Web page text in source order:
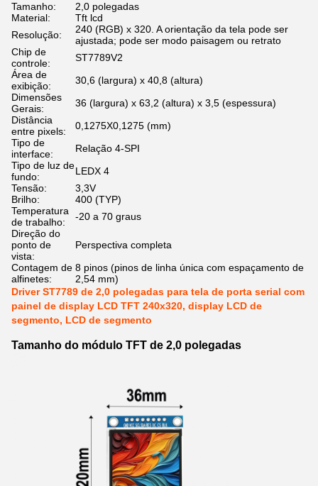
Tamanho:
2,0 polegadas
Material:
Tft lcd
Resolução:
240 (RGB) x 320. A orientação da tela pode ser
ajustada; pode ser modo paisagem ou retrato
Chip de
controle:
ST7789V2
Área de
exibição:
30,6 (largura) x 40,8 (altura)
Dimensões
Gerais:
36 (largura) x 63,2 (altura) x 3,5 (espessura)
Distância
entre pixels:
0,1275X0,1275 (mm)
Tipo de
interface:
Relação 4-SPI
Tipo de luz de
fundo:
LEDX 4
Tensão:
3,3V
Brilho:
400 (TYP)
Temperatura
de trabalho:
-20 a 70 graus
Direção do
ponto de
vista:
Perspectiva completa
Contagem de
alfinetes:
8 pinos (pinos de linha única com espaçamento de
2,54 mm)
Driver ST7789 de 2,0 polegadas para tela de porta serial com
painel de display LCD TFT 240x320, display LCD de
segmento, LCD de segmento
Tamanho do módulo TFT de 2,0 polegadas